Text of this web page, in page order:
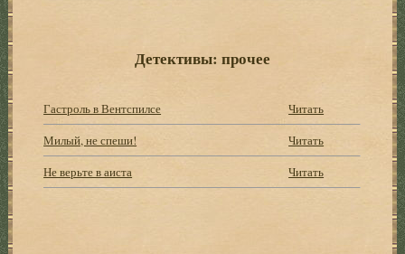
Детективы: прочее
Гастроль в Вентспилсе
Читать
Милый, не спеши!
Читать
Не верьте в аиста
Читать